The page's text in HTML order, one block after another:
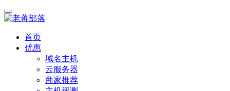
首页
优惠
域名主机
云服务器
商家推荐